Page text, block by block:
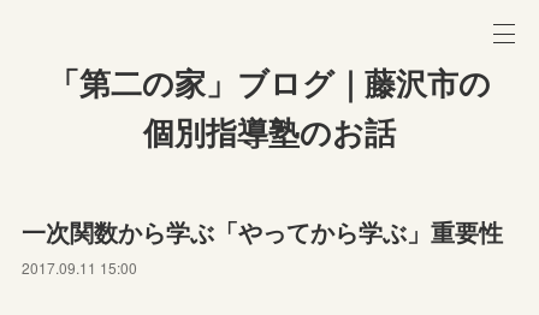
「第二の家」ブログ｜藤沢市の
個別指導塾のお話
一次関数から学ぶ「やってから学ぶ」重要性
2017.09.11 15:00